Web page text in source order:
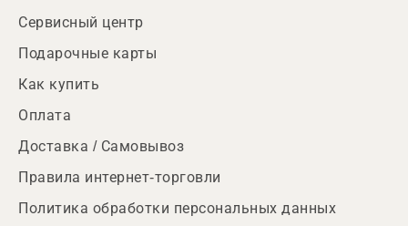
Сервисный центр
Подарочные карты
Как купить
Оплата
Доставка / Самовывоз
Правила интернет-торговли
Политика обработки персональных данных